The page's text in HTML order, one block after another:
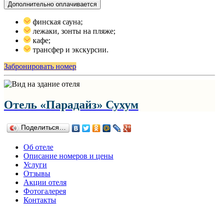
Дополнительно оплачивается
финская сауна;
лежаки, зонты на пляже;
кафе;
трансфер и экскурсии.
Забронировать номер
Отель «Парадайз» Сухум
Поделиться…
Об отеле
Описание номеров и цены
Услуги
Отзывы
Акции отеля
Фотогалерея
Контакты